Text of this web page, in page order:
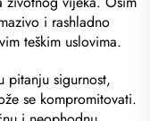
i rashladno
teškim uslovima.
pitanju sigurnost,
se kompromitovati.